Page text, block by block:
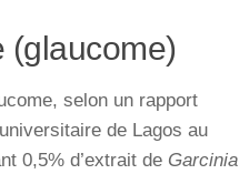
(glaucome)
selon un rapport
de Lagos au
0,5% d’extrait de Garcinia